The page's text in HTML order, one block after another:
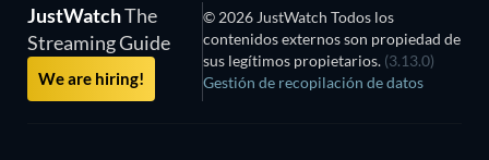
JustWatchThe
Streaming Guide
We are hiring!
© 2026 JustWatch Todos los
contenidos externos son propiedad de
sus legítimos propietarios. (3.13.0)
Gestión de recopilación de datos